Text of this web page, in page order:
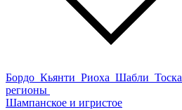
Бордо Кьянти Риоха Шабли
регионы
Шампанское и игристое